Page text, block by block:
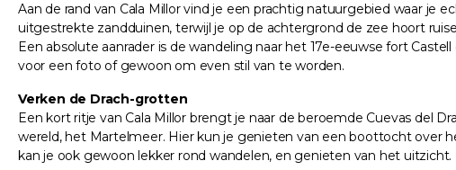
Aan de rand van Cala Millor vind je een prachtig natuurgebied waar
uitgestrekte zandduinen, terwijl je op de achtergrond de zee hoort
Een absolute aanrader is de wandeling naar het 17e-eeuwse fort
voor een foto of gewoon om even stil van te worden.
Verken de Drach-grotten
Een kort ritje van Cala Millor brengt je naar de beroemde Cuevas del
wereld, het Martelmeer. Hier kun je genieten van een boottocht over
kan je ook gewoon lekker rond wandelen, en genieten van het uitzicht.